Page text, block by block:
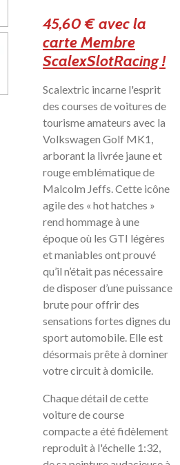
45,60 € avec la
carte Membre
ScalexSlotRacing !
Scalextric incarne l'esprit
des courses de voitures de
tourisme amateurs avec la
Volkswagen Golf MK1,
arborant la livrée jaune et
rouge emblématique de
Malcolm Jeffs. Cette icône
agile des « hot hatches »
rend hommage à une
époque où les GTI légères
et maniables ont prouvé
qu’il n’était pas nécessaire
de disposer d’une puissance
brute pour offrir des
sensations fortes dignes du
sport automobile. Elle est
désormais prête à dominer
votre circuit à domicile.
Chaque détail de cette
voiture de course
compacte a été fidèlement
reproduit à l'échelle 1:32,